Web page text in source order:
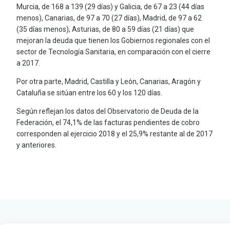
Murcia, de 168 a 139 (29 días) y Galicia, de 67 a 23 (44 días
menos), Canarias, de 97 a 70 (27 días), Madrid, de 97 a 62
(35 días menos), Asturias, de 80 a 59 días (21 días) que
mejoran la deuda que tienen los Gobiernos regionales con el
sector de Tecnología Sanitaria, en comparación con el cierre
a 2017.
Por otra parte, Madrid, Castilla y León, Canarias, Aragón y
Cataluña se sitúan entre los 60 y los 120 días.
Según reflejan los datos del Observatorio de Deuda de la
Federación, el 74,1% de las facturas pendientes de cobro
corresponden al ejercicio 2018 y el 25,9% restante al de 2017
y anteriores.